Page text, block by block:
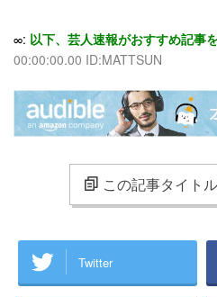
∞: 以下、芸人速報がおすすめ記事
00:00:00.00 ID:MATTSUN
この記事タイト
Twitter